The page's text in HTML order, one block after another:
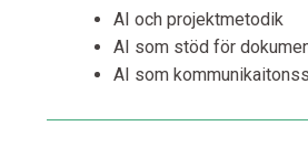
AI och projektmetodik
AI som stöd för
AI som